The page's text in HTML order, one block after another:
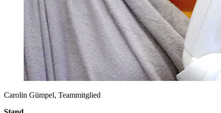
Carolin Gümpel, Teammitglied